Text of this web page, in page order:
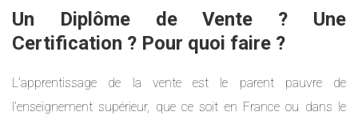
Un Diplôme de Vente ? Une
Certification ? Pour quoi faire ?
L’apprentissage de la vente est le parent pauvre de
l’enseignement supérieur, que ce soit en France ou dans le